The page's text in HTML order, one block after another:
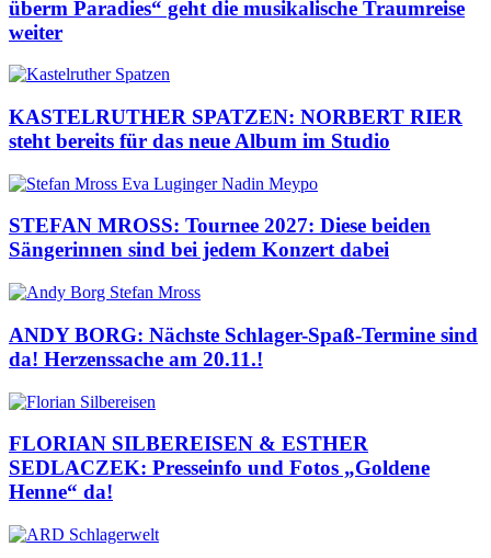
überm Paradies“ geht die musikalische Traumreise
weiter
KASTELRUTHER SPATZEN: NORBERT RIER
steht bereits für das neue Album im Studio
STEFAN MROSS: Tournee 2027: Diese beiden
Sängerinnen sind bei jedem Konzert dabei
ANDY BORG: Nächste Schlager-Spaß-Termine sind
da! Herzenssache am 20.11.!
FLORIAN SILBEREISEN & ESTHER
SEDLACZEK: Presseinfo und Fotos „Goldene
Henne“ da!